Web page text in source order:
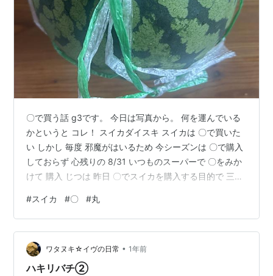
〇で買う話 g3です。 今日は写真から。 何を運んでいる
かというと コレ！ スイカダイスキ スイカは 〇で買いた
い しかし 毎度 邪魔がはいるため 今シーズンは 〇で購入
しておらず 心残りの 8/31 いつものスーパーで 〇をみか
けて 購入 じつは 昨日 〇でスイカを購入する目的で 三越
shopping-park.com ・・・ ・・ ・ ない 旬がウリですか
ら・・・ 秋フルーツが中心でした そんなわけで もう〇
で今シーズンは 購入できないわ、な 気持ちが高ぶり？？
はれて購入 尾花沢スイカ 無事 冷蔵庫へ １/8カットは 一
回分ですから…
#スイカ #〇 #丸
ワタヌキ☆イヴの日常 • 1年前
ハキリバチ②